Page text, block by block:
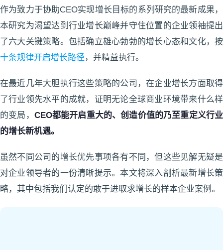
作为致力于协助CEO实现增长目标的系列研究的最新成果，
本研究为渴望达到行业增长巅峰并守住位置的企业领袖提出
了六大关键策略。包括确立雄心勃勃的增长心态和文化，按
十条规律开启增长路径 ，并精益执行。
在最近几年大胆执行这些策略的公司，在企业增长方面取得
了行业领先水平的成就，证明无论全球商业环境带来什么样
的变局， CEO都能开启重大的、创造价值的乃至重定义行业
的增长新机遇。
虽然不同公司的增长优先事项各有不同，但这些见解无疑是
对企业领导者的一份清晰提示。本文将深入剖析最新增长策
略，其中包括我们认定的敢于进取求增长的样本企业案例。